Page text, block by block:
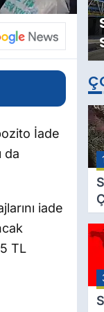
İade
da
iade
TL